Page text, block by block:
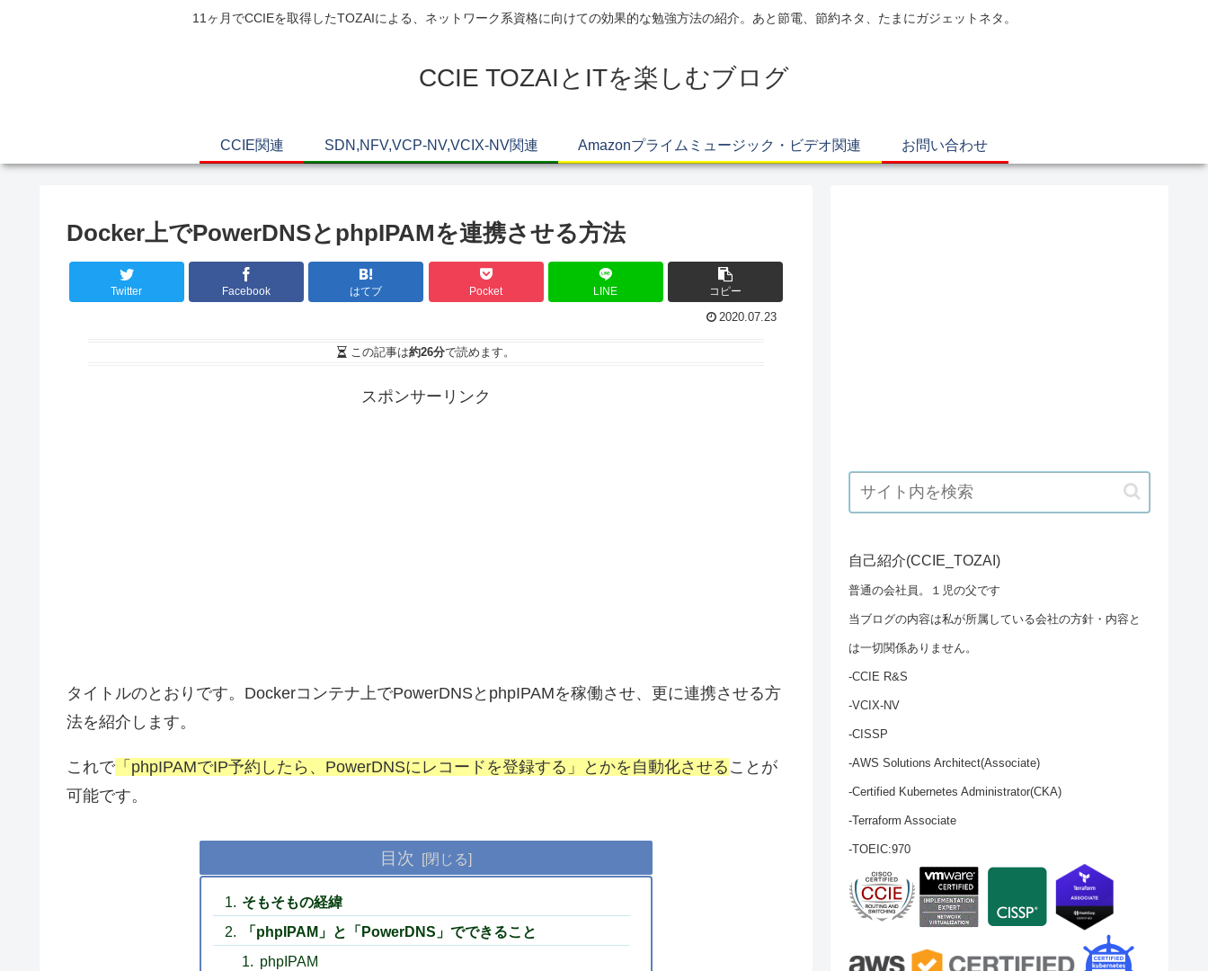
11ヶ月でCCIEを取得したTOZAIによる、ネットワーク系資格に向けての効果的な勉強方法の紹介。あと節電、節約ネタ、たまにガジェットネタ。
CCIE TOZAIとITを楽しむブログ
CCIE関連 SDN,NFV,VCP-NV,VCIX-NV関連 Amazonプライムミュージック・ビデオ関連 お問い合わせ
Docker上でPowerDNSとphpIPAMを連携させる方法
Twitter Facebook はてブ Pocket LINE コピー
2020.07.23
この記事は約26分で読めます。
スポンサーリンク
タイトルのとおりです。Dockerコンテナ上でPowerDNSとphpIPAMを稼働させ、更に連携させる方
法を紹介します。
これで 「phpIPAMでIP予約したら、PowerDNSにレコードを登録する」とかを自動化させる ことが
可能です。
目次
そもそもの経緯
「phpIPAM」と「PowerDNS」でできること
phpIPAM
自己紹介(CCIE_TOZAI)
普通の会社員。１児の父です
当ブログの内容は私が所属している会社の方針・内容と
は一切関係ありません。
-CCIE R&S
-VCIX-NV
-CISSP
-AWS Solutions Architect(Associate)
-Certified Kubernetes Administrator(CKA)
-Terraform Associate
-TOEIC:970